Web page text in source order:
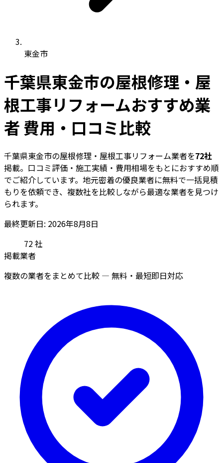
東金市
千葉県東金市の屋根修理・屋
根工事リフォームおすすめ業
者 費用・口コミ比較
千葉県東金市の屋根修理・屋根工事リフォーム業者を72社
掲載。口コミ評価・施工実績・費用相場をもとにおすすめ順
でご紹介しています。地元密着の優良業者に無料で一括見積
もりを依頼でき、複数社を比較しながら最適な業者を見つけ
られます。
最終更新日: 2026年8月8日
72社
掲載業者
複数の業者をまとめて比較 — 無料・最短即日対応